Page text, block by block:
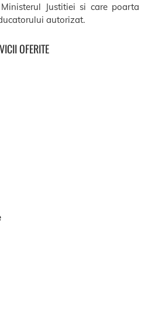
Justitiei si care poarta
autorizat.
OFERITE